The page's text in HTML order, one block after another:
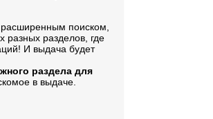
поиском,
разных разделов, где
И выдача будет
раздела для
в выдаче.